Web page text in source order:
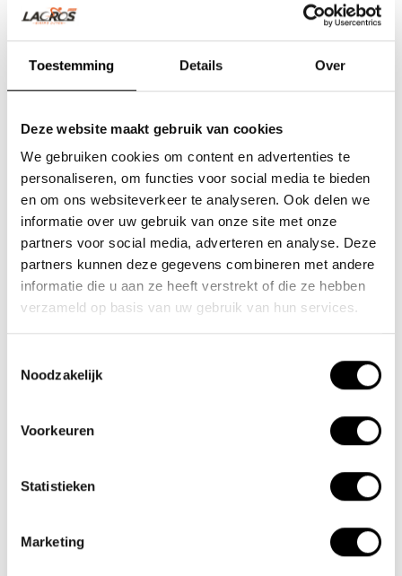
Toestemming Details Over
Deze website maakt gebruik van cookies
We gebruiken cookies om content en advertenties te
personaliseren, om functies voor social media te bieden
en om ons websiteverkeer te analyseren. Ook delen we
informatie over uw gebruik van onze site met onze
partners voor social media, adverteren en analyse. Deze
partners kunnen deze gegevens combineren met andere
informatie die u aan ze heeft verstrekt of die ze hebben
verzameld op basis van uw gebruik van hun services.
Noodzakelijk
Voorkeuren
Statistieken
Marketing
- Onze stoerste elektrische
vouwfiets Trotter me..
€1.799,00
- Deze elektrische
vouwfiets is voorzien van
Nieuwe Eerdsebaan 16, 5482 VS Schijndel Nederland